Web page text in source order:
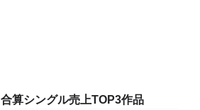
合算シングル売上TOP3作品